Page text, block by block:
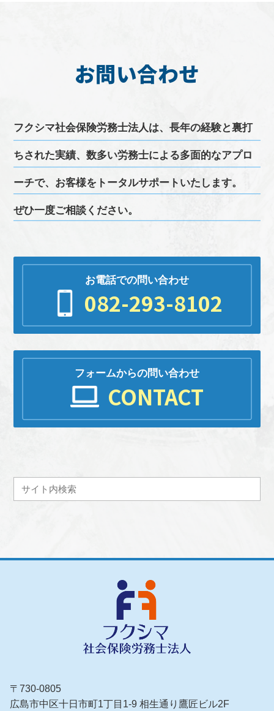
お問い合わせ
フクシマ社会保険労務士法人は、長年の経験と裏打
ちされた実績、数多い労務士による多面的なアプロ
ーチで、お客様をトータルサポートいたします。
ぜひ一度ご相談ください。
お電話での問い合わせ
082-293-8102
フォームからの問い合わせ
CONTACT
〒730-0805
広島市中区十日市町1丁目1-9 相生通り鷹匠ビル2F